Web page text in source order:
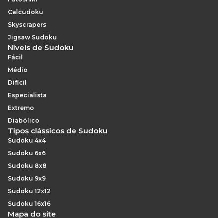
Calcudoku
Skyscrapers
Jigsaw Sudoku
Níveis de Sudoku
Fácil
Médio
Difícil
Especialista
Extremo
Diabólico
Tipos clássicos de Sudoku
Sudoku 4x4
Sudoku 6x6
Sudoku 8x8
Sudoku 9x9
Sudoku 12x12
Sudoku 16x16
Mapa do site